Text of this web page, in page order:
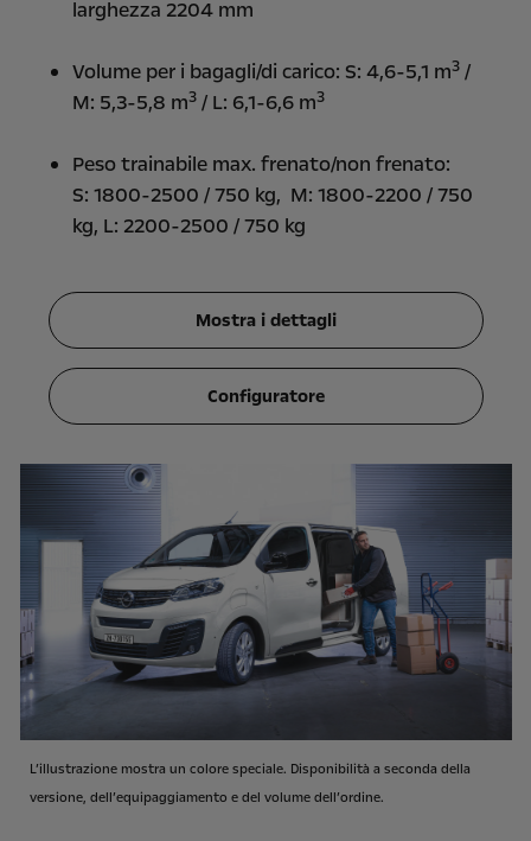
larghezza 2204 mm
Volume per i bagagli/di carico: S: 4,6-5,1 m3 /
M: 5,3-5,8 m3 / L: 6,1-6,6 m3
Peso trainabile max. frenato/non frenato:
S: 1800-2500 / 750 kg, M: 1800-2200 / 750
kg, L: 2200-2500 / 750 kg
Mostra i dettagli
Configuratore
L’illustrazione mostra un colore speciale. Disponibilità a seconda della
versione, dell’equipaggiamento e del volume dell’ordine.